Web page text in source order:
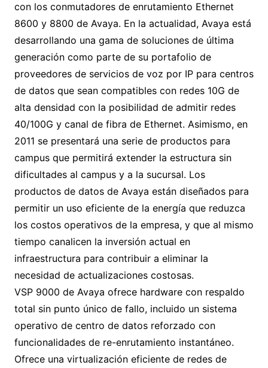
con los conmutadores de enrutamiento Ethernet
8600 y 8800 de Avaya. En la actualidad, Avaya está
desarrollando una gama de soluciones de última
generación como parte de su portafolio de
proveedores de servicios de voz por IP para centros
de datos que sean compatibles con redes 10G de
alta densidad con la posibilidad de admitir redes
40/100G y canal de fibra de Ethernet. Asimismo, en
2011 se presentará una serie de productos para
campus que permitirá extender la estructura sin
dificultades al campus y a la sucursal. Los
productos de datos de Avaya están diseñados para
permitir un uso eficiente de la energía que reduzca
los costos operativos de la empresa, y que al mismo
tiempo canalicen la inversión actual en
infraestructura para contribuir a eliminar la
necesidad de actualizaciones costosas.
VSP 9000 de Avaya ofrece hardware con respaldo
total sin punto único de fallo, incluido un sistema
operativo de centro de datos reforzado con
funcionalidades de re-enrutamiento instantáneo.
Ofrece una virtualización eficiente de redes de